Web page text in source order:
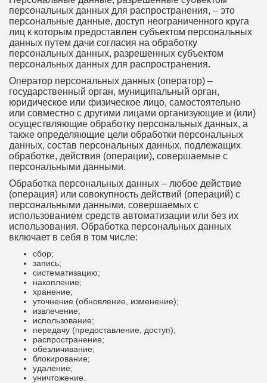
персональных данных для распространения, – это
персональные данные, доступ неограниченного круга
лиц к которым предоставлен субъектом персональных
данных путем дачи согласия на обработку
персональных данных, разрешенных субъектом
персональных данных для распространения.
Оператор персональных данных (оператор) –
государственный орган, муниципальный орган,
юридическое или физическое лицо, самостоятельно
или совместно с другими лицами организующие и (или)
осуществляющие обработку персональных данных, а
также определяющие цели обработки персональных
данных, состав персональных данных, подлежащих
обработке, действия (операции), совершаемые с
персональными данными.
Обработка персональных данных – любое действие
(операция) или совокупность действий (операций) с
персональными данными, совершаемых с
использованием средств автоматизации или без их
использования. Обработка персональных данных
включает в себя в том числе:
сбор;
запись;
систематизацию;
накопление;
хранение;
уточнение (обновление, изменение);
извлечение;
использование;
передачу (предоставление, доступ);
распространение;
обезличивание;
блокирование;
удаление;
уничтожение.